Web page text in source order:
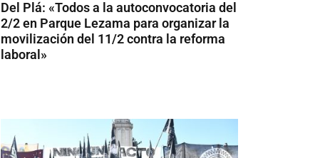
Del Plá: «Todos a la autoconvocatoria del
2/2 en Parque Lezama para organizar la
movilización del 11/2 contra la reforma
laboral»